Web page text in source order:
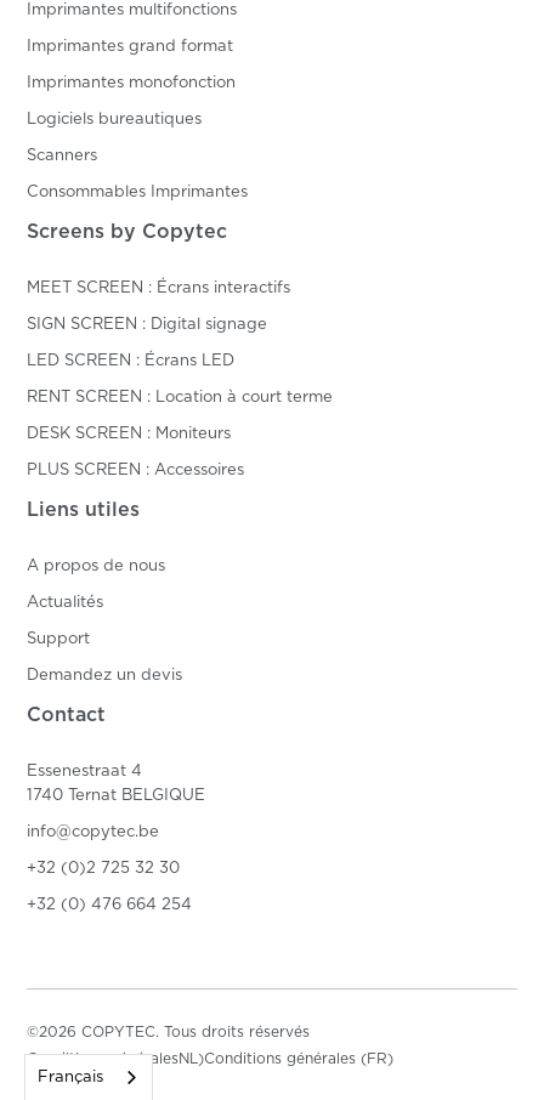
Imprimantes multifonctions
Imprimantes grand format
Imprimantes monofonction
Logiciels bureautiques
Scanners
Consommables Imprimantes
Screens by Copytec
MEET SCREEN : Écrans interactifs
SIGN SCREEN : Digital signage
LED SCREEN : Écrans LED
RENT SCREEN : Location à court terme
DESK SCREEN : Moniteurs
PLUS SCREEN : Accessoires
Liens utiles
A propos de nous
Actualités
Support
Demandez un devis
Contact
Essenestraat 4
1740 Ternat BELGIQUE
info@copytec.be
+32 (0)2 725 32 30
+32 (0) 476 664 254
©2026 COPYTEC. Tous droits réservés
Conditions généralesNL)Conditions générales (FR)
Français